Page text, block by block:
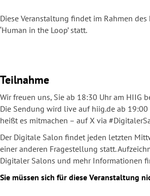
Diese Veranstaltung findet im Rahmen
‘Human in the Loop’ statt.
Teilnahme
Wir freuen uns, Sie ab 18:30 Uhr am HIIG
Die Sendung wird live auf hiig.de ab 19:00
heißt es mitmachen – auf X via
Der Digitale Salon findet jeden letzten
einer anderen Fragestellung statt.
Digitaler Salons und mehr Informationen
Sie müssen sich für diese Veranstaltung